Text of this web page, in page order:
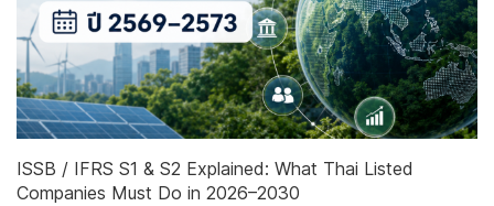
ISSB / IFRS S1 & S2 Explained: What Thai Listed
Companies Must Do in 2026–2030